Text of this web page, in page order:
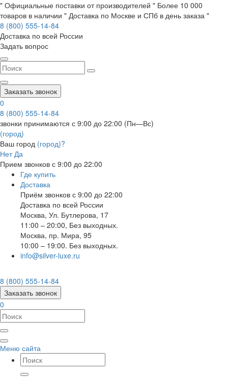
" Официальные поставки от производителей " Более 10 000
товаров в наличии " Доставка по Москве и СПб в день заказа "
8 (800) 555-14-84
Доставка по всей России
Задать вопрос
Заказать звонок
0
8 (800) 555-14-84
звонки принимаются с 9:00 до 22:00 (Пн—Вс)
(город)
Ваш город (город)?
Нет Да
Прием звонков с 9:00 до 22:00
Где купить
Доставка
Приём звонков с 9:00 до 22:00
Доставка по всей России
Москва, Ул. Бутлерова, 17
11:00 – 20:00, Без выходных.
Москва, пр. Мира, 95
10:00 – 19:00. Без выходных.
info@silver-luxe.ru
8 (800) 555-14-84
Заказать звонок
0
Меню сайта